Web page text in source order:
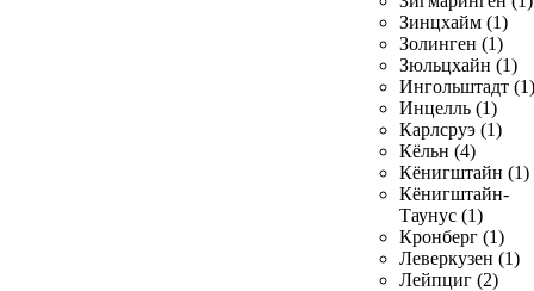
Зинцхайм (1)
Золинген (1)
Зюльцхайн (1)
Ингольштадт (1)
Инцелль (1)
Карлсруэ (1)
Кёльн (4)
Кёнигштайн (1)
Кёнигштайн-
Таунус (1)
Кронберг (1)
Леверкузен (1)
Лейпциг (2)